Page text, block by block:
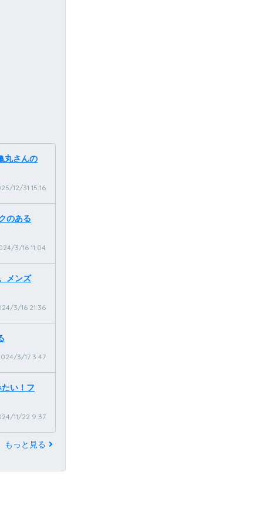
丸さんの
12/31 15:16
のある
3/16 11:04
メンズ
3/16 21:36
3/17 3:47
い！フ
11/22 9:37
もっと見る